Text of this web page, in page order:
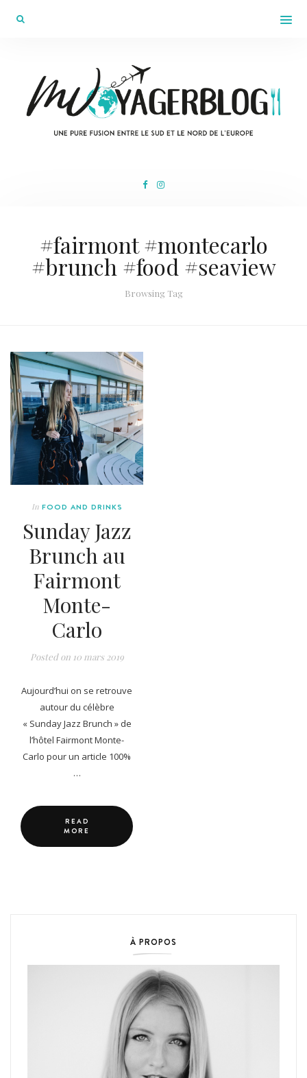
#fairmont #montecarlo
#brunch #food #seaview
Browsing Tag
In FOOD AND DRINKS
Sunday Jazz
Brunch au
Fairmont
Monte-
Carlo
Posted on10 mars 2019
Aujourd’hui on se retrouve
autour du célèbre
« Sunday Jazz Brunch » de
l’hôtel Fairmont Monte-
Carlo pour un article 100%
…
READ
MORE
À PROPOS